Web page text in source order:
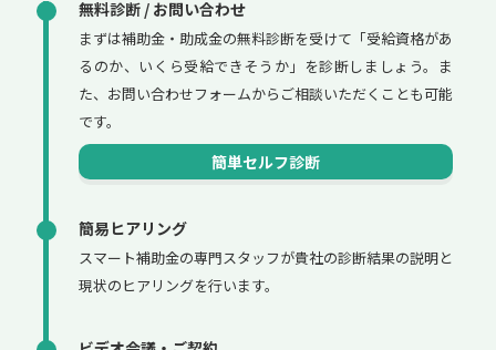
無料診断 / お問い合わせ
まずは補助金・助成金の無料診断を受けて「受給資格があ
るのか、いくら受給できそうか」を診断しましょう。ま
た、お問い合わせフォームからご相談いただくことも可能
です。
簡単セルフ診断
簡易ヒアリング
スマート補助金の専門スタッフが貴社の診断結果の説明と
現状のヒアリングを行います。